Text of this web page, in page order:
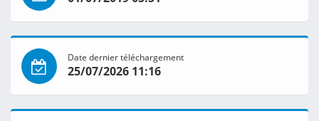
Date dernier téléchargement
25/07/2026 11:16